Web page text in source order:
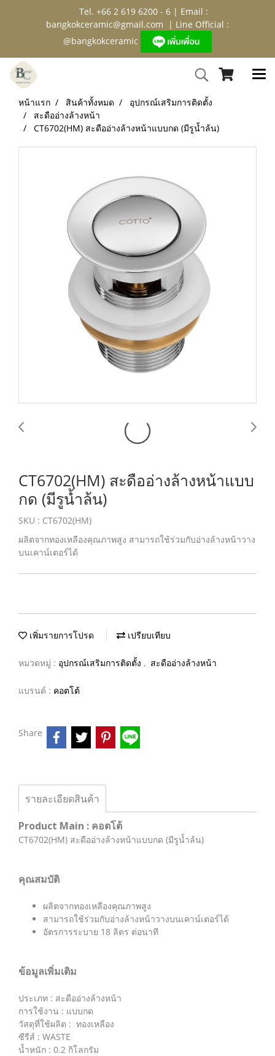
Tel. +66 2 619 6200 - 6 | Email :
bangkokceramic@gmail.com | Line Official :
@bangkokceramic
หน้าแรก สินค้าทั้งหมด
อุปกรณ์เสริมการติดตั้ง
สะดืออ่างล้างหน้า
CT6702(HM) สะดืออ่างล้างหน้าแบบกด (มีรูน้ำล้น)
CT6702(HM) สะดืออ่างล้างหน้าแบบ
กด (มีรูน้ำล้น)
SKU : CT6702(HM)
ผลิตจากทองเหลืองคุณภาพสูง สามารถใช้ร่วมกับอ่างล้างหน้าวาง
บนเคาน์เตอร์ได้
เพิ่มรายการโปรด เปรียบเทียบ
หมวดหมู่ : อุปกรณ์เสริมการติดตั้ง , สะดืออ่างล้างหน้า
แบรนด์ : คอตโต้
Share
รายละเอียดสินค้า
Product Main : คอตโต้
CT6702(HM) สะดืออ่างล้างหน้าแบบกด (มีรูน้ำล้น)
คุณสมบัติ
ผลิตจากทองเหลืองคุณภาพสูง
สามารถใช้ร่วมกับอ่างล้างหน้าวางบนเคาน์เตอร์ได้
อัตรการระบาย 18 ลิตร ต่อนาที
ข้อมูลเพิ่มเติม
ประเภท : สะดืออ่างล้างหน้า
การใช้งาน : แบบกด
วัสดุที่ใช้ผลิต : ทองเหลือง
ซีรีส์ : WASTE
น้ำหนัก : 0.2 กิโลกรัม